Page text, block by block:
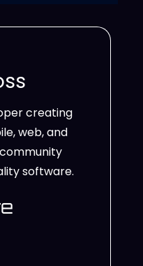
creating
web, and
software.